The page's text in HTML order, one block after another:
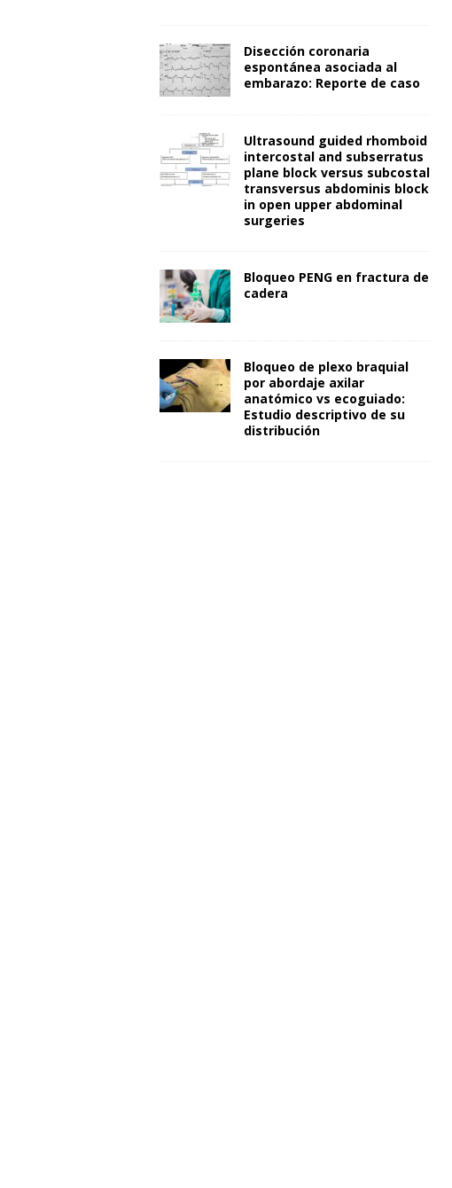
Disección coronaria
espontánea asociada al
embarazo: Reporte de caso
Ultrasound guided rhomboid
intercostal and subserratus
plane block versus subcostal
transversus abdominis block
in open upper abdominal
surgeries
Bloqueo PENG en fractura de
cadera
Bloqueo de plexo braquial
por abordaje axilar
anatómico vs ecoguiado:
Estudio descriptivo de su
distribución